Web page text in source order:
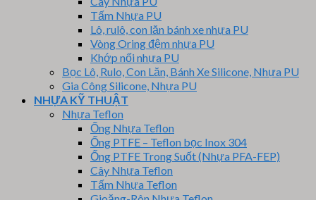
Tấm Nhựa PU
Lô, rulô, con lăn bánh xe nhựa PU
Vòng Oring đệm nhựa PU
Khớp nối nhựa PU
Bọc Lô, Rulo, Con Lăn, Bánh Xe Silicone, Nhựa PU
Gia Công Silicone, Nhựa PU
NHỰA KỸ THUẬT
Nhựa Teflon
Ống Nhựa Teflon
Ống PTFE – Teflon bọc Inox 304
Ống PTFE Trong Suốt (Nhựa PFA-FEP)
Cây Nhựa Teflon
Tấm Nhựa Teflon